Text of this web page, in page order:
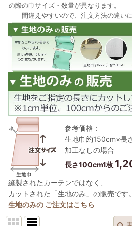
の際の巾サイズ・数量が異なります。
間違えやすいので、注文方法の違いに
参考価格：
生地巾約150cm×長
加工なしの場合
長さ100cm1枚
縫製されたカーテンではなく、
カットされた「生地のみ」の販売です。
生地のみの ご注文はこちら